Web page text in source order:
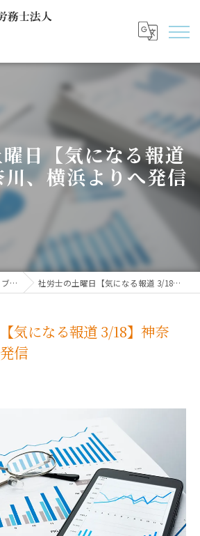
日【気になる報道
、横浜よりへ発信
ブログ 社労士の土曜日【気になる報道 3/18】神奈川、横浜よりへ発信
気になる報道 3/18】神奈
信